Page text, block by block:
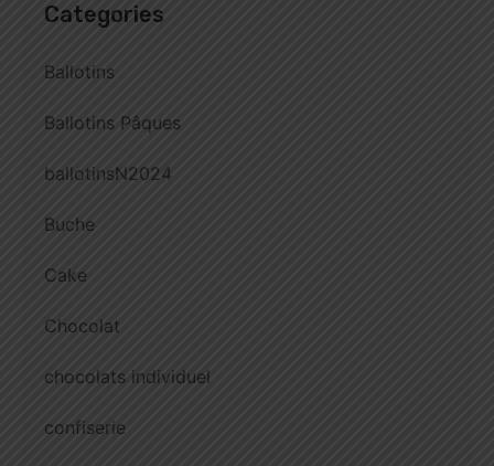
Categories
Ballotins
Ballotins Pâques
ballotinsN2024
Buche
Cake
Chocolat
chocolats individuel
confiserie